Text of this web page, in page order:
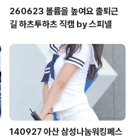
260623 볼륨을 높여요 출퇴근
길 하츠투하츠 직캠 by 스피넬
140927 아산 삼성나눔워킹페스